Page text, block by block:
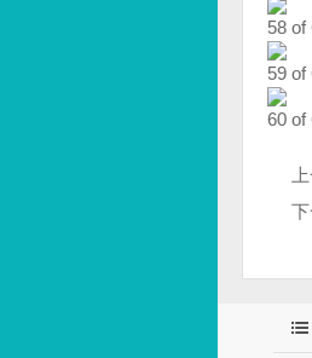
58 of
59 of
60 of
下